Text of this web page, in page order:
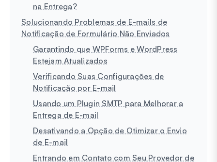
na Entrega?
Solucionando Problemas de E-mails de
Notificação de Formulário Não Enviados
Garantindo que WPForms e WordPress
Estejam Atualizados
Verificando Suas Configurações de
Notificação por E-mail
Usando um Plugin SMTP para Melhorar a
Entrega de E-mail
Desativando a Opção de Otimizar o Envio
de E-mail
Entrando em Contato com Seu Provedor de